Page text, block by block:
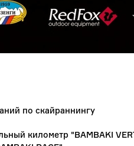
по скайраннингу
километр "BAMBAKI